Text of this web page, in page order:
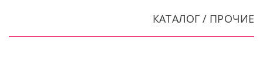
КАТАЛОГ / ПРОЧИЕ